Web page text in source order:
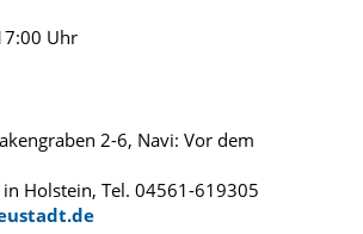
Uhr
2-6, Navi: Vor dem
Holstein, Tel. 04561-619305